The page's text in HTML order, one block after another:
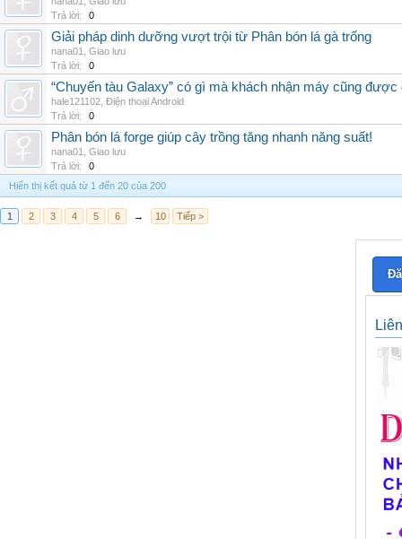
Trả lời:
0
Giải pháp dinh dưỡng vượt trội từ Phân bón lá gà trống
nana01
Giao lưu
Trả lời:
0
“Chuyến tàu Galaxy” có gì mà khách nhận máy cũng được
hale121102 Điện thoại Android
Trả lời:
0
Phân bón lá forge giúp cây trồng tăng nhanh năng suất!
nana01
Giao lưu
Trả lời:
0
Hiển thị kết quả từ 1 đến 20 của 200
1 2 3 4 5 6 → 10 Tiếp >